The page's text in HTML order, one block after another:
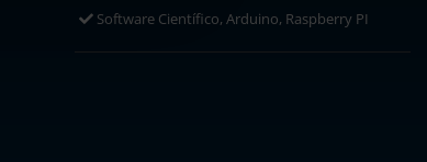
Software Científico, Arduino, Raspberry PI